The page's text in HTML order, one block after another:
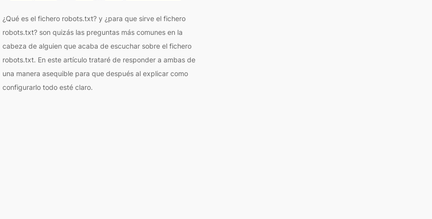
¿Qué es el fichero robots.txt? y ¿para que sirve el fichero
robots.txt? son quizás las preguntas más comunes en la
cabeza de alguien que acaba de escuchar sobre el fichero
robots.txt. En este artículo trataré de responder a ambas de
una manera asequible para que después al explicar como
configurarlo todo esté claro.